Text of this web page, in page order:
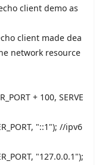
client demo as
client made dea
network resource
+ 100, SERVE
"::1"); //ipv6
"127.0.0.1");